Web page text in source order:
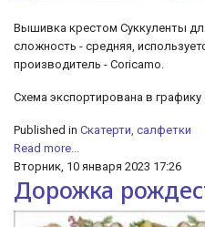
Вышивка крестом Суккуленты
сложность - средняя,
производитель - Coricamo.
Cхема экспортирована в
Published in Скатерти, салфетки
Read more...
Вторник, 10 января 2023 17:26
Дорожка